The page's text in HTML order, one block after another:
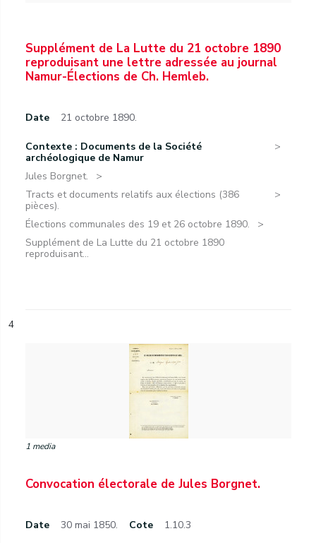
Supplément de La Lutte du 21 octobre 1890
reproduisant une lettre adressée au journal
Namur-Élections de Ch. Hemleb.
Date 21 octobre 1890.
Contexte : Documents de la Société
archéologique de Namur
Jules Borgnet.
Tracts et documents relatifs aux élections (386
pièces).
Élections communales des 19 et 26 octobre 1890.
Supplément de La Lutte du 21 octobre 1890
reproduisant...
4
1 media
Convocation électorale de Jules Borgnet.
Date 30 mai 1850. Cote 1.10.3